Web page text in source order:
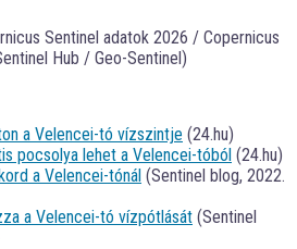
Sentinel adatok 2026 / Copernicus
Hub / Geo-Sentinel)
a Velencei-tó vízszintje (24.hu)
pocsolya lehet a Velencei-tóból (24.hu)
a Velencei-tónál (Sentinel blog, 2022.
a Velencei-tó vízpótlását (Sentinel